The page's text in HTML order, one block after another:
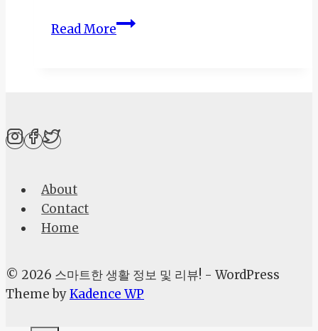
Read More티
글
상
About
Contact
Home
© 2026 스마트한 생활 정보 및 리뷰! - WordPress
Theme byKadence WP